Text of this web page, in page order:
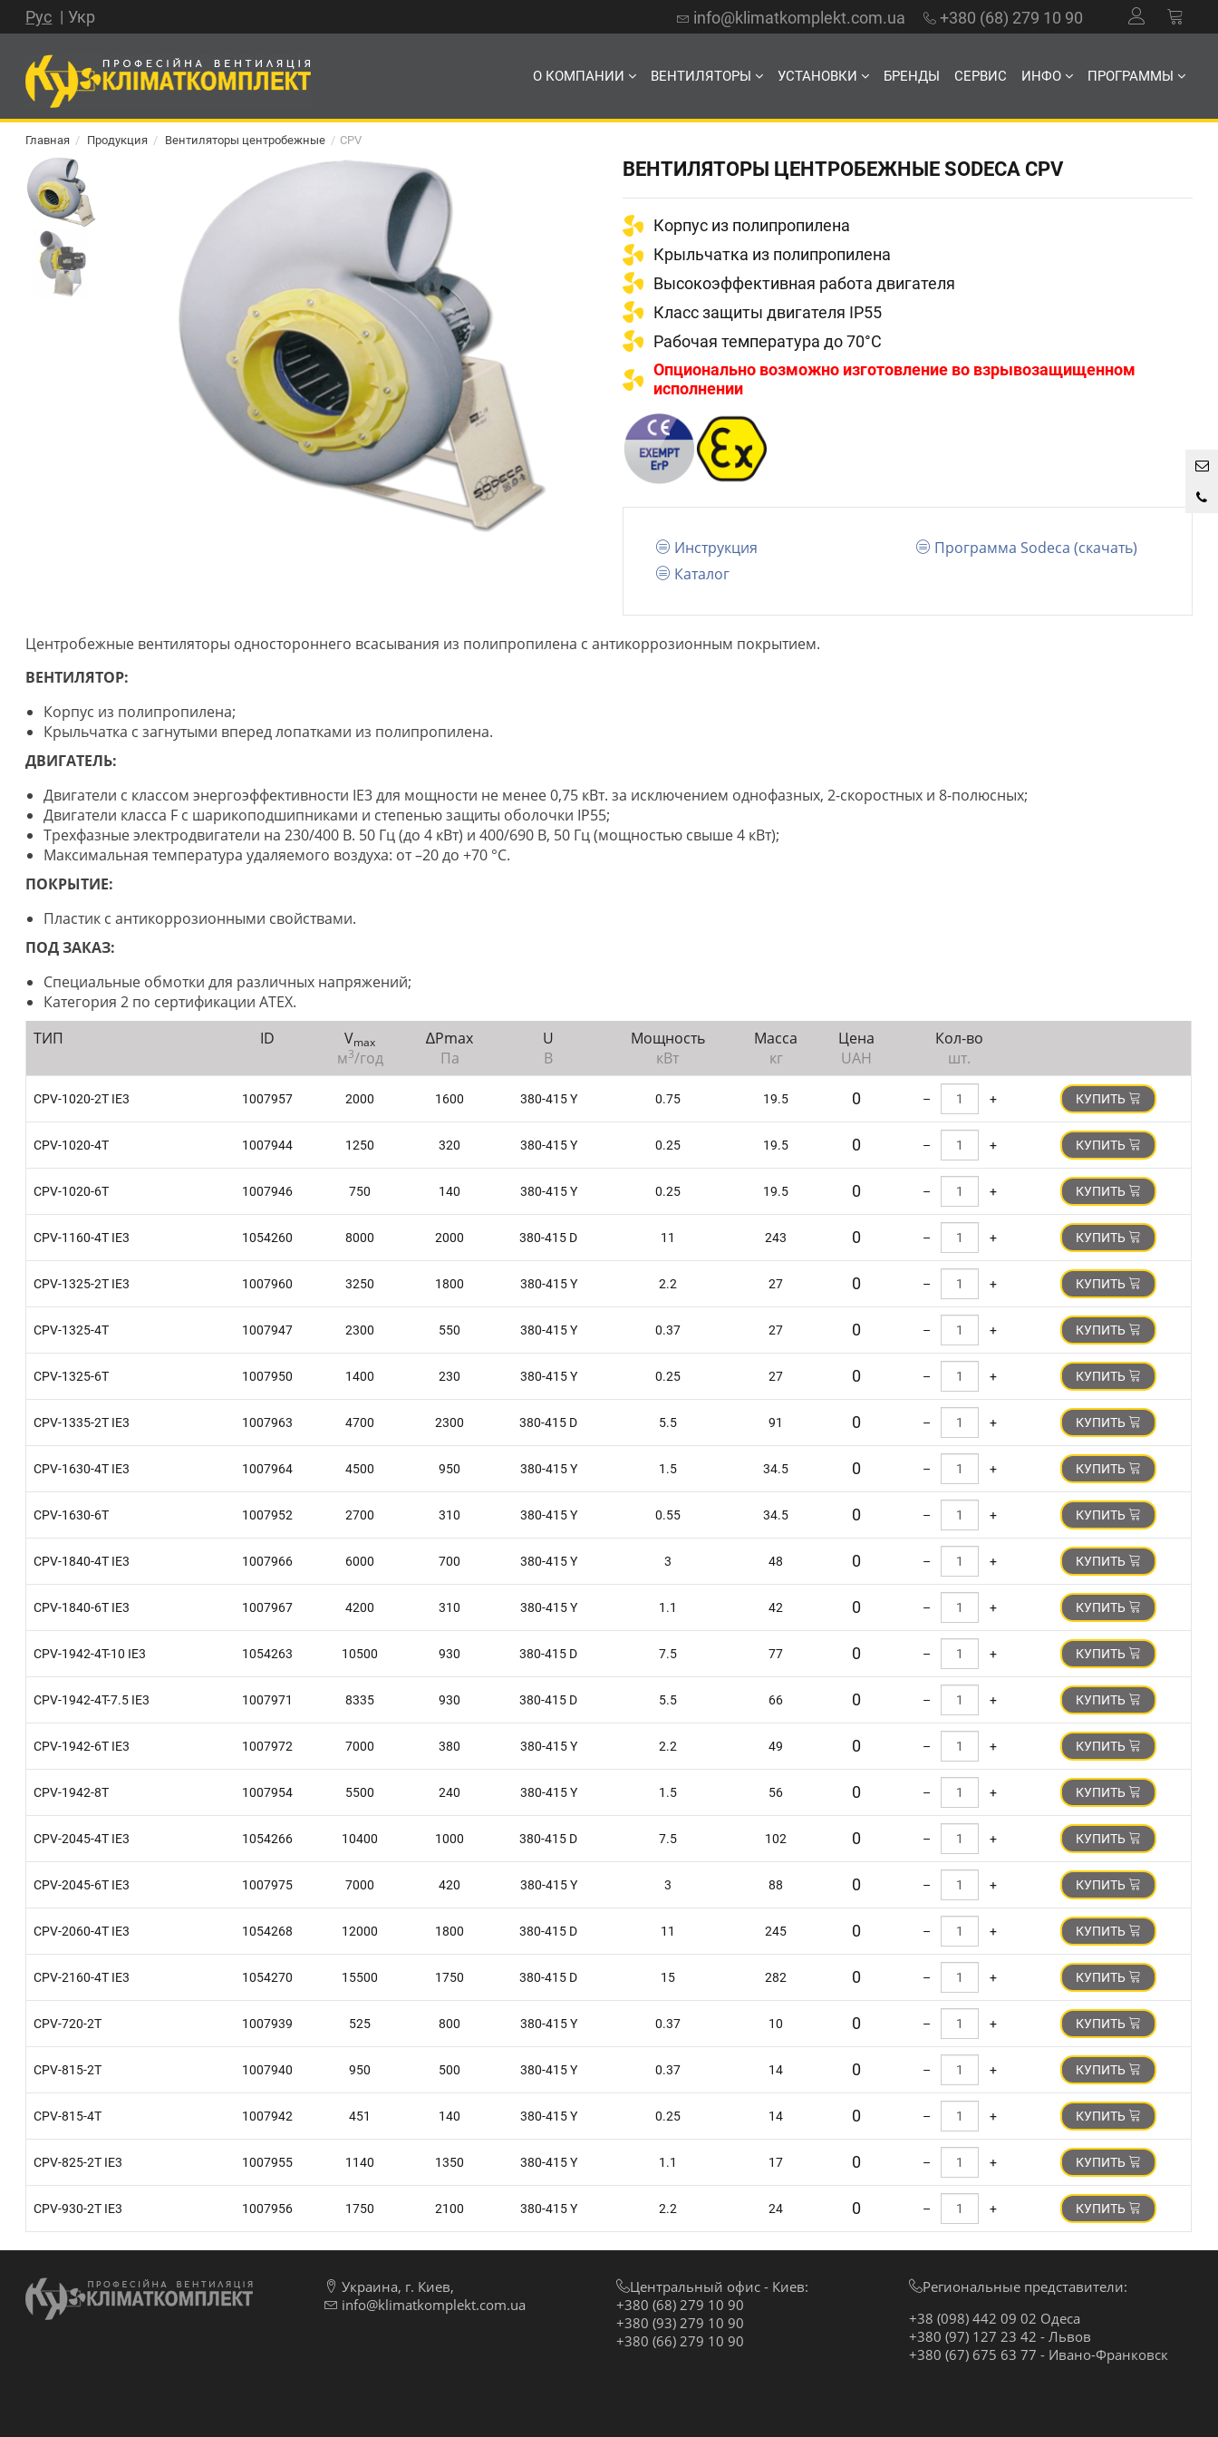
Рус Укр info@klimatkomplekt.com.ua +380 (68) 279 10 90
О КОМПАНИИ ВЕНТИЛЯТОРЫ УСТАНОВКИ БРЕНДЫ СЕРВИС ИНФО ПРОГРАММЫ
Главная Продукция Вентиляторы центробежные CPV
ВЕНТИЛЯТОРЫ ЦЕНТРОБЕЖНЫЕ SODECA CPV
Корпус из полипропилена
Крыльчатка из полипропилена
Высокоэффективная работа двигателя
Класс защиты двигателя IP55
Рабочая температура до 70°C
Опционально возможно изготовление во взрывозащищенном
исполнении
Инструкция
Программа Sodeca (cкачать)
Каталог
Центробежные вентиляторы одностороннего всасывания из полипропилена с антикоррозионным покрытием.
ВЕНТИЛЯТОР:
Корпус из полипропилена;
Крыльчатка с загнутыми вперед лопатками из полипропилена.
ДВИГАТЕЛЬ:
Двигатели с классом энергоэффективности IE3 для мощности не менее 0,75 кВт. за исключением однофазных, 2-скоростных и 8-полюсных;
Двигатели класса F с шарикоподшипниками и степенью защиты оболочки IP55;
Трехфазные электродвигатели на 230/400 В. 50 Гц (до 4 кВт) и 400/690 В, 50 Гц (мощностью свыше 4 кВт);
Максимальная температура удаляемого воздуха: от –20 до +70 °C.
ПОКРЫТИЕ:
Пластик с антикоррозионными свойствами.
ПОД ЗАКАЗ:
Специальные обмотки для различных напряжений;
Категория 2 по сертификации АТЕХ.
ТИП
ID Vmax
м3/год
∆Рmax
Па
U
В
Мощность
кВт
Масса
кг
Цена
UAH
Кол-во
шт.
CPV-1020-2T IE3 1007957 2000 1600 380-415 Y 0.75 19.5 0 – + КУПИТЬ
CPV-1020-4T 1007944 1250 320 380-415 Y 0.25 19.5 0 – + КУПИТЬ
CPV-1020-6T 1007946 750 140 380-415 Y 0.25 19.5 0 – + КУПИТЬ
CPV-1160-4T IE3 1054260 8000 2000 380-415 D 11 243 0 – + КУПИТЬ
CPV-1325-2T IE3 1007960 3250 1800 380-415 Y 2.2 27 0 – + КУПИТЬ
CPV-1325-4T 1007947 2300 550 380-415 Y 0.37 27 0 – + КУПИТЬ
CPV-1325-6T 1007950 1400 230 380-415 Y 0.25 27 0 – + КУПИТЬ
CPV-1335-2T IE3 1007963 4700 2300 380-415 D 5.5 91 0 – + КУПИТЬ
CPV-1630-4T IE3 1007964 4500 950 380-415 Y 1.5 34.5 0 – + КУПИТЬ
CPV-1630-6T 1007952 2700 310 380-415 Y 0.55 34.5 0 – + КУПИТЬ
CPV-1840-4T IE3 1007966 6000 700 380-415 Y 3 48 0 – + КУПИТЬ
CPV-1840-6T IE3 1007967 4200 310 380-415 Y 1.1 42 0 – + КУПИТЬ
CPV-1942-4T-10 IE3 1054263 10500 930 380-415 D 7.5 77 0 – + КУПИТЬ
CPV-1942-4T-7.5 IE3 1007971 8335 930 380-415 D 5.5 66 0 – + КУПИТЬ
CPV-1942-6T IE3 1007972 7000 380 380-415 Y 2.2 49 0 – + КУПИТЬ
CPV-1942-8T 1007954 5500 240 380-415 Y 1.5 56 0 – + КУПИТЬ
CPV-2045-4T IE3 1054266 10400 1000 380-415 D 7.5 102 0 – + КУПИТЬ
CPV-2045-6T IE3 1007975 7000 420 380-415 Y 3 88 0 – + КУПИТЬ
CPV-2060-4T IE3 1054268 12000 1800 380-415 D 11 245 0 – + КУПИТЬ
CPV-2160-4T IE3 1054270 15500 1750 380-415 D 15 282 0 – + КУПИТЬ
CPV-720-2T 1007939 525 800 380-415 Y 0.37 10 0 – + КУПИТЬ
CPV-815-2T 1007940 950 500 380-415 Y 0.37 14 0 – + КУПИТЬ
CPV-815-4T 1007942 451 140 380-415 Y 0.25 14 0 – + КУПИТЬ
CPV-825-2T IE3 1007955 1140 1350 380-415 Y 1.1 17 0 – + КУПИТЬ
CPV-930-2T IE3 1007956 1750 2100 380-415 Y 2.2 24 0 – + КУПИТЬ
Украина, г. Киев,
info@klimatkomplekt.com.ua
Центральный офис - Киев:
+380 (68) 279 10 90
+380 (93) 279 10 90
+380 (66) 279 10 90
Региональные представители:
+38 (098) 442 09 02 Одеса
+380 (97) 127 23 42 - Львов
+380 (67) 675 63 77 - Ивано-Франковск